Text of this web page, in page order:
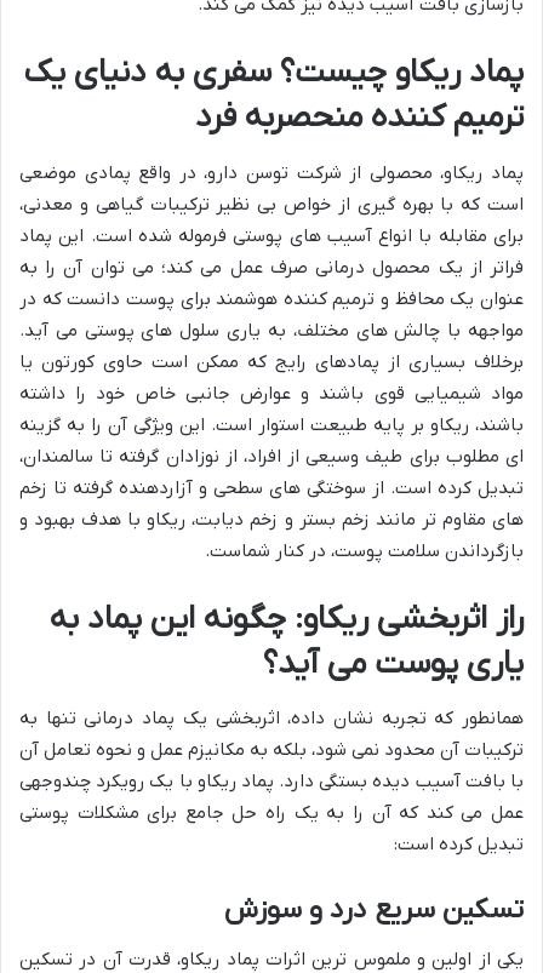
بازسازی بافت آسیب دیده نیز کمک می کند.
پماد ریکاو چیست؟ سفری به دنیای یک
ترمیم کننده منحصربه فرد
پماد ریکاو، محصولی از شرکت توسن دارو، در واقع پمادی موضعی
است که با بهره گیری از خواص بی نظیر ترکیبات گیاهی و معدنی،
برای مقابله با انواع آسیب های پوستی فرموله شده است. این پماد
فراتر از یک محصول درمانی صرف عمل می کند؛ می توان آن را به
عنوان یک محافظ و ترمیم کننده هوشمند برای پوست دانست که در
مواجهه با چالش های مختلف، به یاری سلول های پوستی می آید.
برخلاف بسیاری از پمادهای رایج که ممکن است حاوی کورتون یا
مواد شیمیایی قوی باشند و عوارض جانبی خاص خود را داشته
باشند، ریکاو بر پایه طبیعت استوار است. این ویژگی آن را به گزینه
ای مطلوب برای طیف وسیعی از افراد، از نوزادان گرفته تا سالمندان،
تبدیل کرده است. از سوختگی های سطحی و آزاردهنده گرفته تا زخم
های مقاوم تر مانند زخم بستر و زخم دیابت، ریکاو با هدف بهبود و
بازگرداندن سلامت پوست، در کنار شماست.
راز اثربخشی ریکاو: چگونه این پماد به
یاری پوست می آید؟
همانطور که تجربه نشان داده، اثربخشی یک پماد درمانی تنها به
ترکیبات آن محدود نمی شود، بلکه به مکانیزم عمل و نحوه تعامل آن
با بافت آسیب دیده بستگی دارد. پماد ریکاو با یک رویکرد چندوجهی
عمل می کند که آن را به یک راه حل جامع برای مشکلات پوستی
تبدیل کرده است:
تسکین سریع درد و سوزش
یکی از اولین و ملموس ترین اثرات پماد ریکاو، قدرت آن در تسکین